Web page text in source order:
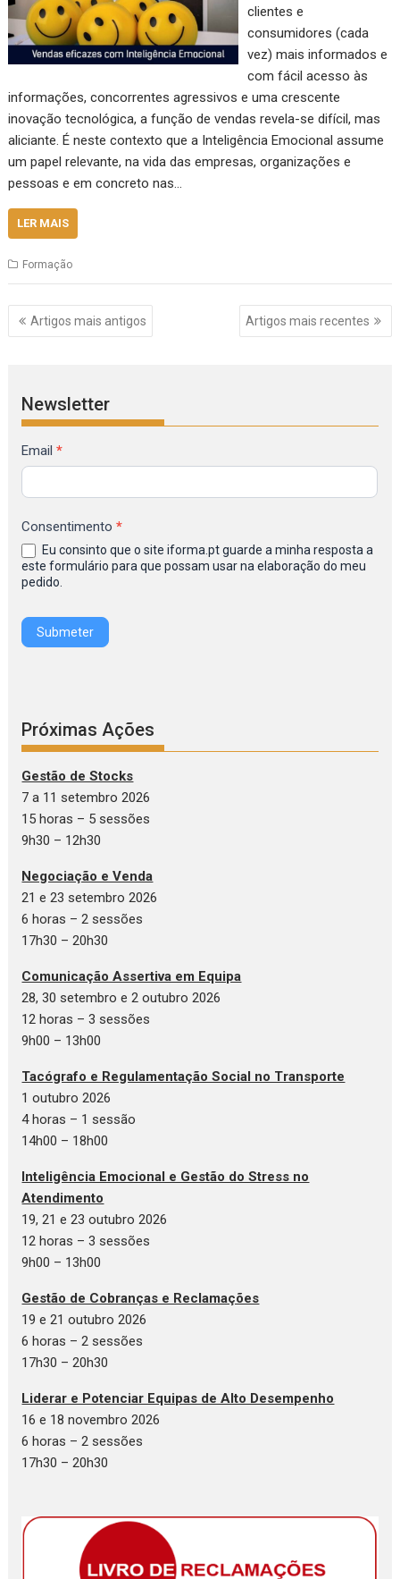
clientes e
consumidores (cada
vez) mais informados e
com fácil acesso às
informações, concorrentes agressivos e uma crescente
inovação tecnológica, a função de vendas revela-se difícil, mas
aliciante. É neste contexto que a Inteligência Emocional assume
um papel relevante, na vida das empresas, organizações e
pessoas e em concreto nas…
LER MAIS
Formação
Navegação
de
Artigos mais antigos Artigos mais recentes
Newsletter
Formulário
de
Inscrição
Newsletter
IFORMA
Email*
Consentimento*
este formulário para que possam usar na elaboração do meu
pedido.
Submeter
Próximas Ações
Gestão de Stocks
7 a 11 setembro 2026
15 horas – 5 sessões
9h30 – 12h30
Negociação e Venda
21 e 23 setembro 2026
6 horas – 2 sessões
17h30 – 20h30
Comunicação Assertiva em Equipa
28, 30 setembro e 2 outubro 2026
12 horas – 3 sessões
9h00 – 13h00
Tacógrafo e Regulamentação Social no Transporte
1 outubro 2026
4 horas – 1 sessão
14h00 – 18h00
Inteligência Emocional e Gestão do Stress no
Atendimento
19, 21 e 23 outubro 2026
12 horas – 3 sessões
9h00 – 13h00
Gestão de Cobranças e Reclamações
19 e 21 outubro 2026
6 horas – 2 sessões
17h30 – 20h30
Liderar e Potenciar Equipas de Alto Desempenho
16 e 18 novembro 2026
6 horas – 2 sessões
17h30 – 20h30